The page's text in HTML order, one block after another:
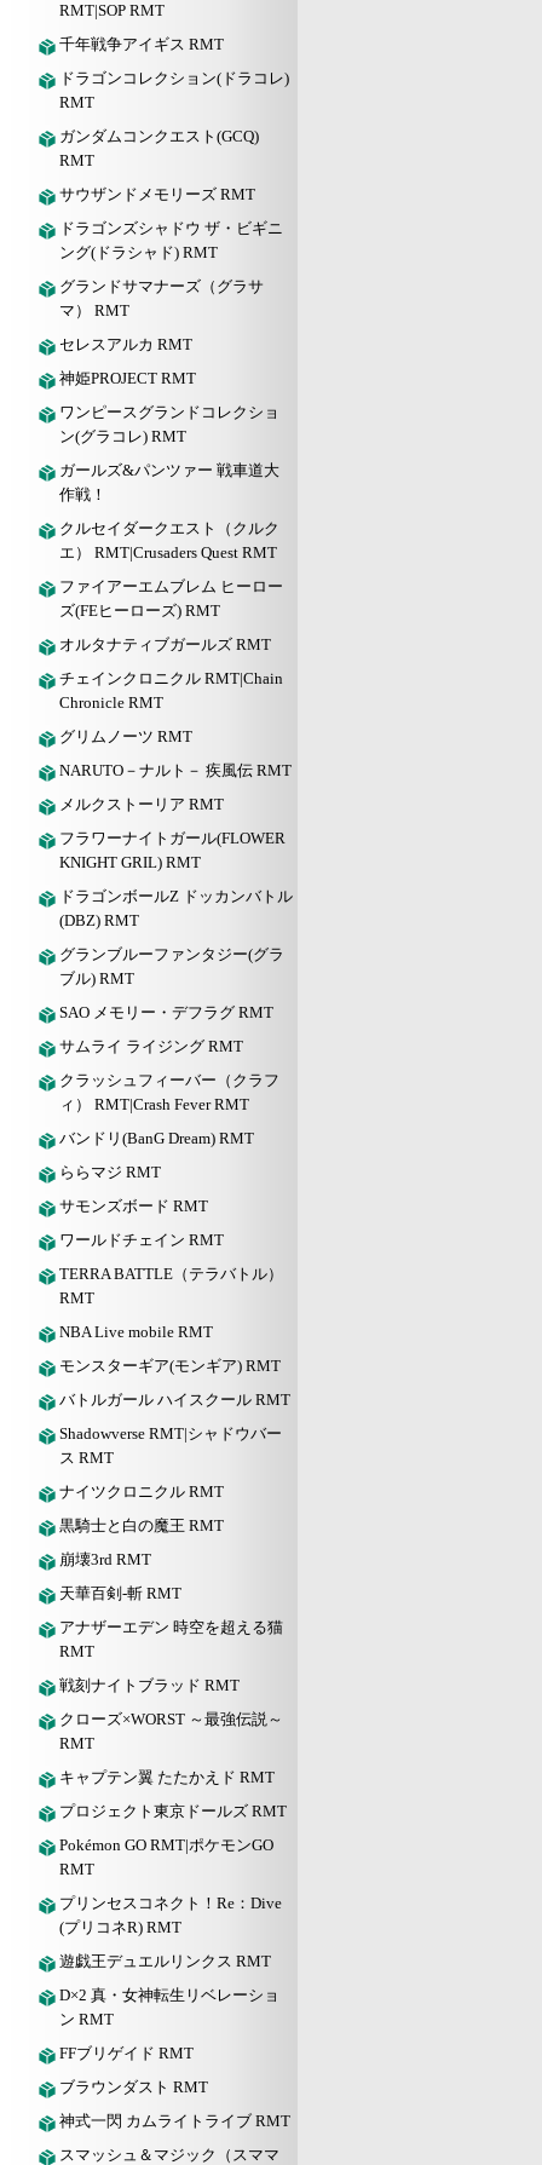
RMT|SOP RMT
千年戦争アイギス RMT
ドラゴンコレクション(ドラコレ)
RMT
ガンダムコンクエスト(GCQ)
RMT
サウザンドメモリーズ RMT
ドラゴンズシャドウ ザ・ビギニ
ング(ドラシャド) RMT
グランドサマナーズ（グラサ
マ） RMT
セレスアルカ RMT
神姫PROJECT RMT
ワンピースグランドコレクショ
ン(グラコレ) RMT
ガールズ&パンツァー 戦車道大
作戦！
クルセイダークエスト（クルク
エ） RMT|Crusaders Quest RMT
ファイアーエムブレム ヒーロー
ズ(FEヒーローズ) RMT
オルタナティブガールズ RMT
チェインクロニクル RMT|Chain
Chronicle RMT
グリムノーツ RMT
NARUTO－ナルト－ 疾風伝 RMT
メルクストーリア RMT
フラワーナイトガール(FLOWER
KNIGHT GRIL) RMT
ドラゴンボールZ ドッカンバトル
(DBZ) RMT
グランブルーファンタジー(グラ
ブル) RMT
SAO メモリー・デフラグ RMT
サムライ ライジング RMT
クラッシュフィーバー（クラフ
ィ） RMT|Crash Fever RMT
バンドリ(BanG Dream) RMT
ららマジ RMT
サモンズボード RMT
ワールドチェイン RMT
TERRA BATTLE（テラバトル）
RMT
NBA Live mobile RMT
モンスターギア(モンギア) RMT
バトルガール ハイスクール RMT
Shadowverse RMT|シャドウバー
ス RMT
ナイツクロニクル RMT
黒騎士と白の魔王 RMT
崩壊3rd RMT
天華百剣-斬 RMT
アナザーエデン 時空を超える猫
RMT
戦刻ナイトブラッド RMT
クローズ×WORST ～最強伝説～
RMT
キャプテン翼 たたかえド RMT
プロジェクト東京ドールズ RMT
Pokémon GO RMT|ポケモンGO
RMT
プリンセスコネクト！Re：Dive
(プリコネR) RMT
遊戯王デュエルリンクス RMT
D×2 真・女神転生リベレーショ
ン RMT
FFブリゲイド RMT
ブラウンダスト RMT
神式一閃 カムライトライブ RMT
スマッシュ＆マジック（スママ